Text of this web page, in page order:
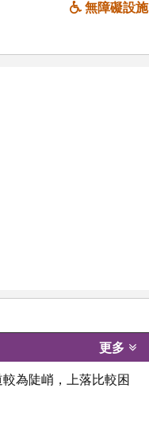
無障礙設施
更多
為陡峭，上落比較困